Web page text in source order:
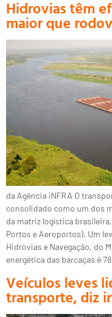
Hidrovias têm
maior que
da Agência iNFRA O
consolidado como um dos
da matriz logística
Portos e Aeroportos). Um
Hidrovias e Navegação, do
energética das barcaças é
Veículos leves
transporte, diz